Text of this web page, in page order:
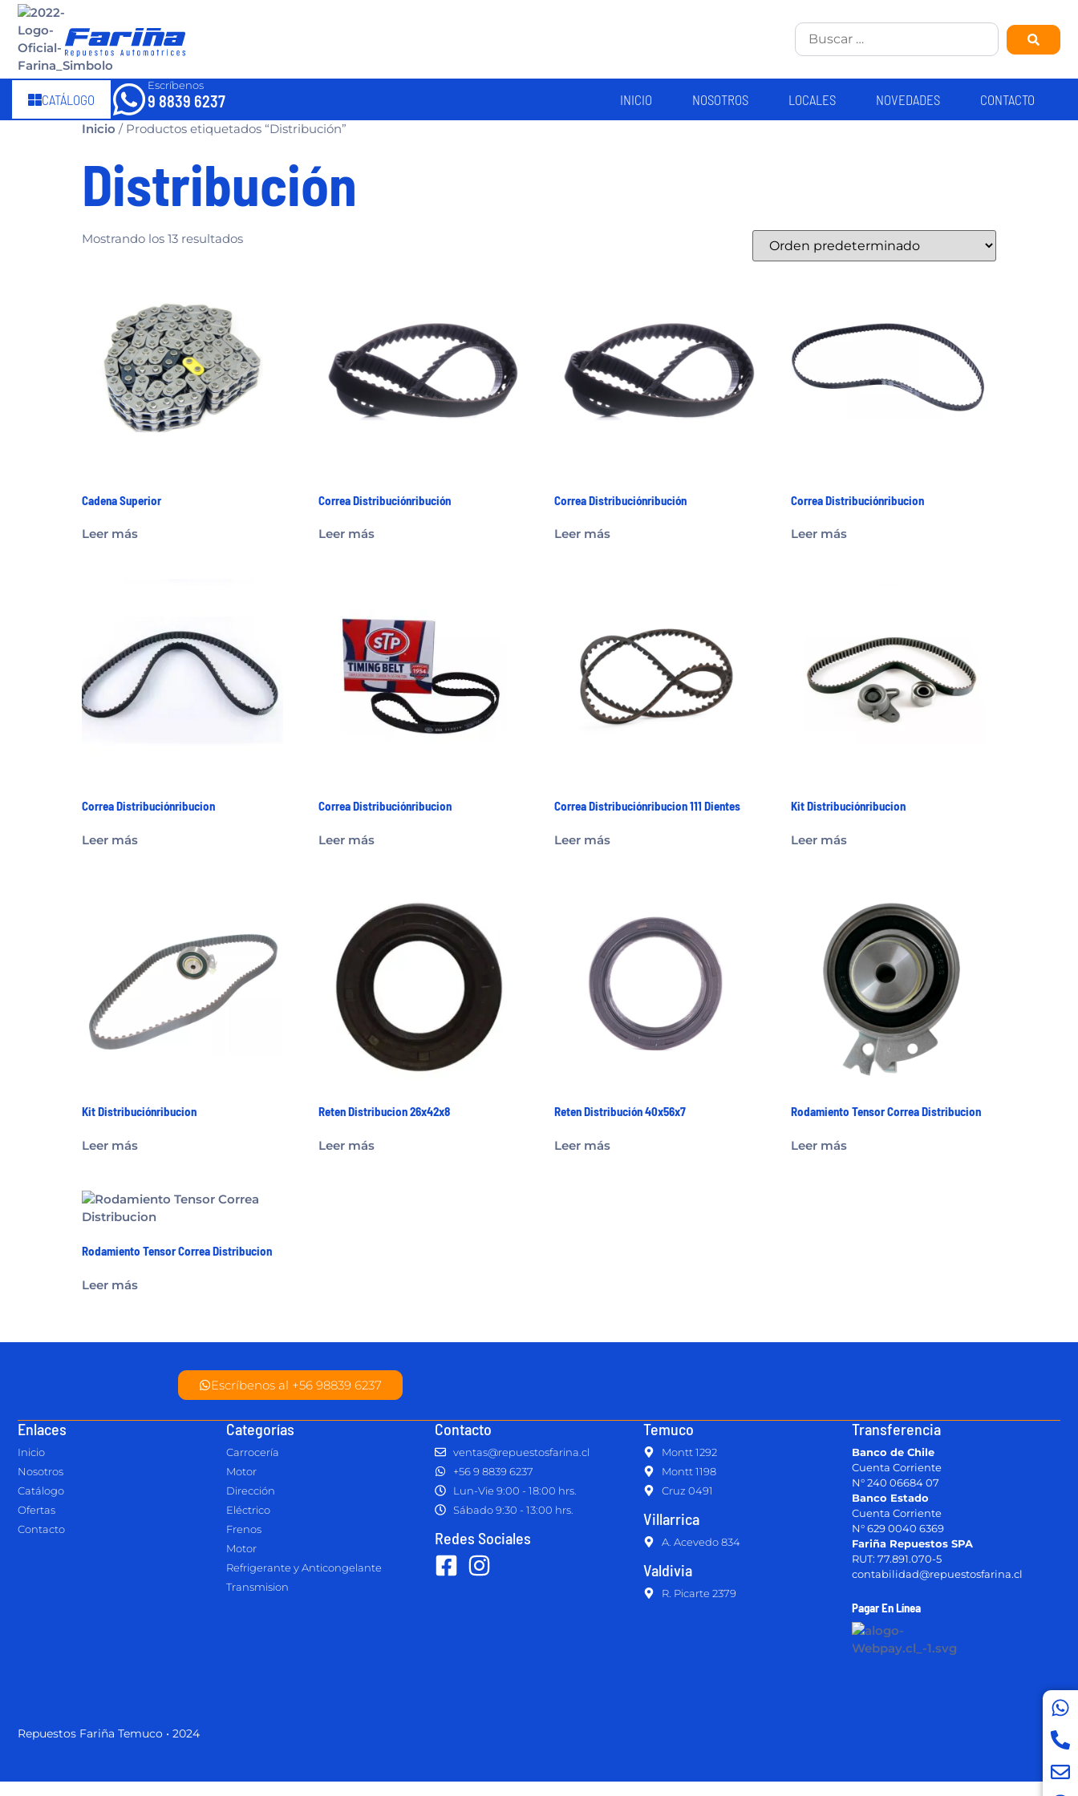
CATÁLOGO
Escríbenos
9 8839 6237 INICIO NOSOTROS LOCALES NOVEDADES CONTACTO
Inicio / Productos etiquetados “Distribución”
Distribución
Mostrando los 13 resultados
Cadena Superior
Leer más
Correa Distribuciónribución
Leer más
Correa Distribuciónribución
Leer más
Correa Distribuciónribucion
Leer más
Correa Distribuciónribucion
Leer más
Correa Distribuciónribucion
Leer más
Correa Distribuciónribucion 111 Dientes
Leer más
Kit Distribuciónribucion
Leer más
Kit Distribuciónribucion
Leer más
Reten Distribucion 26x42x8
Leer más
Reten Distribución 40x56x7
Leer más
Rodamiento Tensor Correa Distribucion
Leer más
Rodamiento Tensor Correa Distribucion
Leer más
Escríbenos al +56 98839 6237
Enlaces
Inicio
Nosotros
Catálogo
Ofertas
Contacto
Categorías
Carrocería
Motor
Dirección
Eléctrico
Frenos
Motor
Refrigerante y Anticongelante
Transmision
Contacto
ventas@repuestosfarina.cl
+56 9 8839 6237
Lun-Vie 9:00 - 18:00 hrs.
Sábado 9:30 - 13:00 hrs.
Redes Sociales
Temuco
Montt 1292
Montt 1198
Cruz 0491
Villarrica
A. Acevedo 834
Valdivia
R. Picarte 2379
Transferencia
Banco de Chile
Cuenta Corriente
N° 240 06684 07
Banco Estado
Cuenta Corriente
N° 629 0040 6369
Fariña Repuestos SPA
RUT: 77.891.070-5
contabilidad@repuestosfarina.cl
Pagar En Línea
Repuestos Fariña Temuco • 2024